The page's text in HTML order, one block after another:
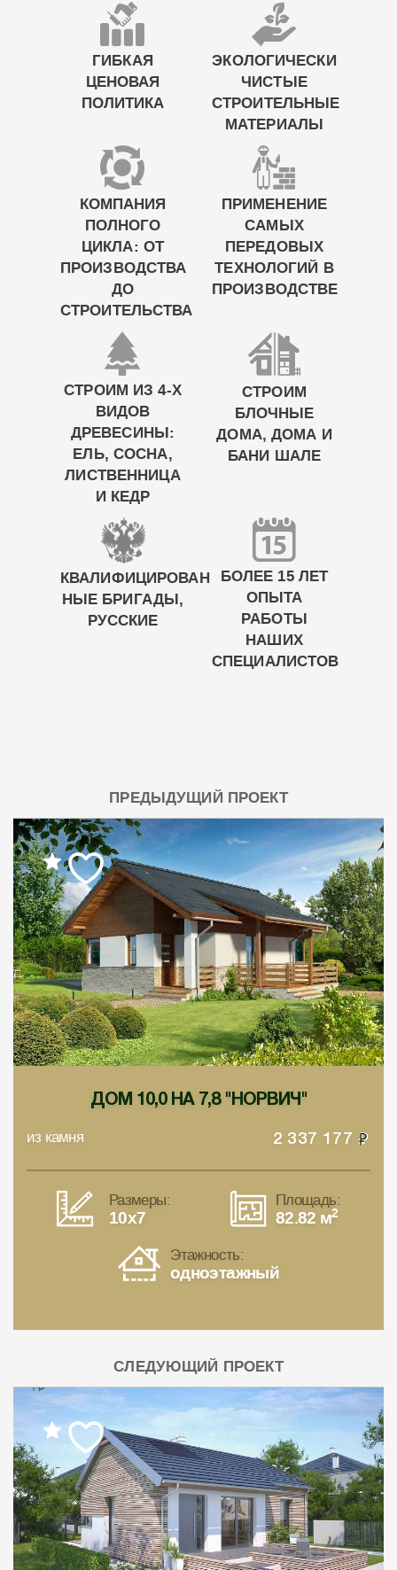
ГИБКАЯ
ЦЕНОВАЯ
ПОЛИТИКА
ЭКОЛОГИЧЕСКИ
ЧИСТЫЕ
СТРОИТЕЛЬНЫЕ
МАТЕРИАЛЫ
КОМПАНИЯ
ПОЛНОГО
ЦИКЛА: ОТ
ПРОИЗВОДСТВА
ДО
СТРОИТЕЛЬСТВА
ПРИМЕНЕНИЕ
САМЫХ
ПЕРЕДОВЫХ
ТЕХНОЛОГИЙ В
ПРОИЗВОДСТВЕ
СТРОИМ ИЗ 4-Х
ВИДОВ
ДРЕВЕСИНЫ:
ЕЛЬ, СОСНА,
ЛИСТВЕННИЦА
И КЕДР
СТРОИМ
БЛОЧНЫЕ
ДОМА, ДОМА И
БАНИ ШАЛЕ
КВАЛИФИЦИРОВАН
НЫЕ БРИГАДЫ,
РУССКИЕ
БОЛЕЕ 15 ЛЕТ
ОПЫТА
РАБОТЫ
НАШИХ
СПЕЦИАЛИСТОВ
ПРЕДЫДУЩИЙ ПРОЕКТ
ДОМ 10,0 НА 7,8 "НОРВИЧ"
из камня 2 337 177
Размеры:
10x7
Площадь:
82.82 м2
Этажность:
одноэтажный
СЛЕДУЮЩИЙ ПРОЕКТ